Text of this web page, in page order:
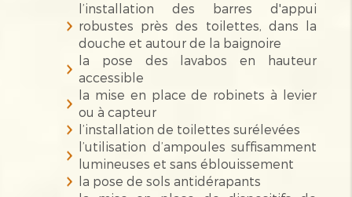
l’installation des barres d'appui
robustes près des toilettes, dans la
douche et autour de la baignoire
la pose des lavabos en hauteur
accessible
la mise en place de robinets à levier
ou à capteur
l’installation de toilettes surélevées
l’utilisation d’ampoules suffisamment
lumineuses et sans éblouissement
la pose de sols antidérapants